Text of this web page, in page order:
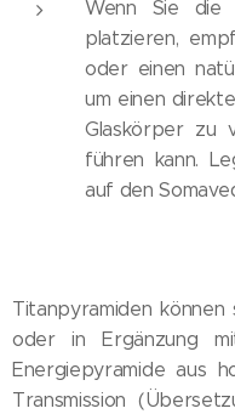
Wenn Sie die
platzieren,
oder einen
um einen
Glaskörper zu
führen kann.
auf den
Titanpyramiden
oder in Ergänzung
Energiepyramide aus
Transmission